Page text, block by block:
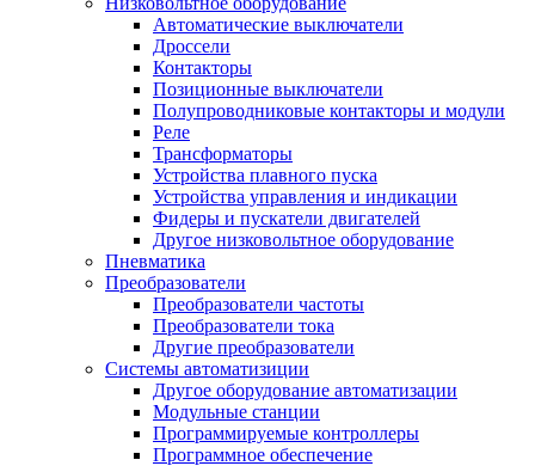
Автоматические выключатели
Дроссели
Контакторы
Позиционные выключатели
Полупроводниковые контакторы и модули
Реле
Трансформаторы
Устройства плавного пуска
Устройства управления и индикации
Фидеры и пускатели двигателей
Другое низковольтное оборудование
Пневматика
Преобразователи
Преобразователи частоты
Преобразователи тока
Другие преобразователи
Системы автоматизиции
Другое оборудование автоматизации
Модульные станции
Программируемые контроллеры
Программное обеспечение